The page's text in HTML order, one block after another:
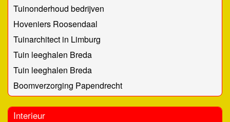
Tuinonderhoud bedrijven
Hoveniers Roosendaal
Tuinarchitect in Limburg
Tuin leeghalen Breda
Tuin leeghalen Breda
Boomverzorging Papendrecht
Interieur